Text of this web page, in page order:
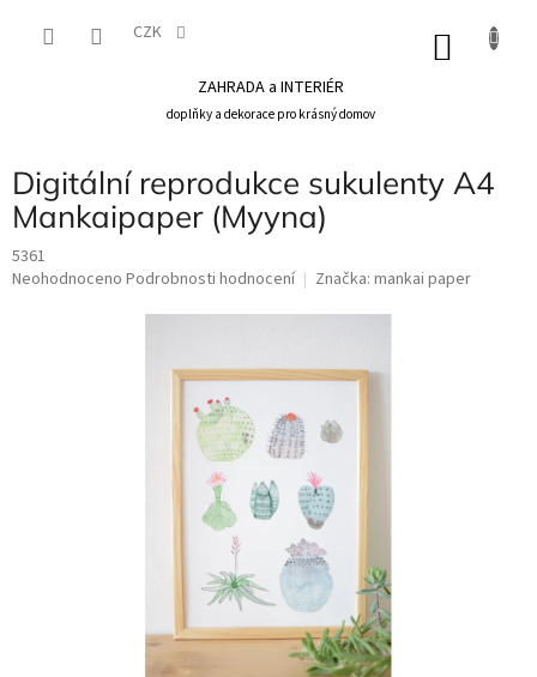
CZK
ZAHRADA a INTERIÉR
doplňky a dekorace pro krásný domov
Digitální reprodukce sukulenty A4
Mankaipaper (Myyna)
5361
Průměrné
Neohodnoceno Podrobnosti hodnocení Značka: mankai paper